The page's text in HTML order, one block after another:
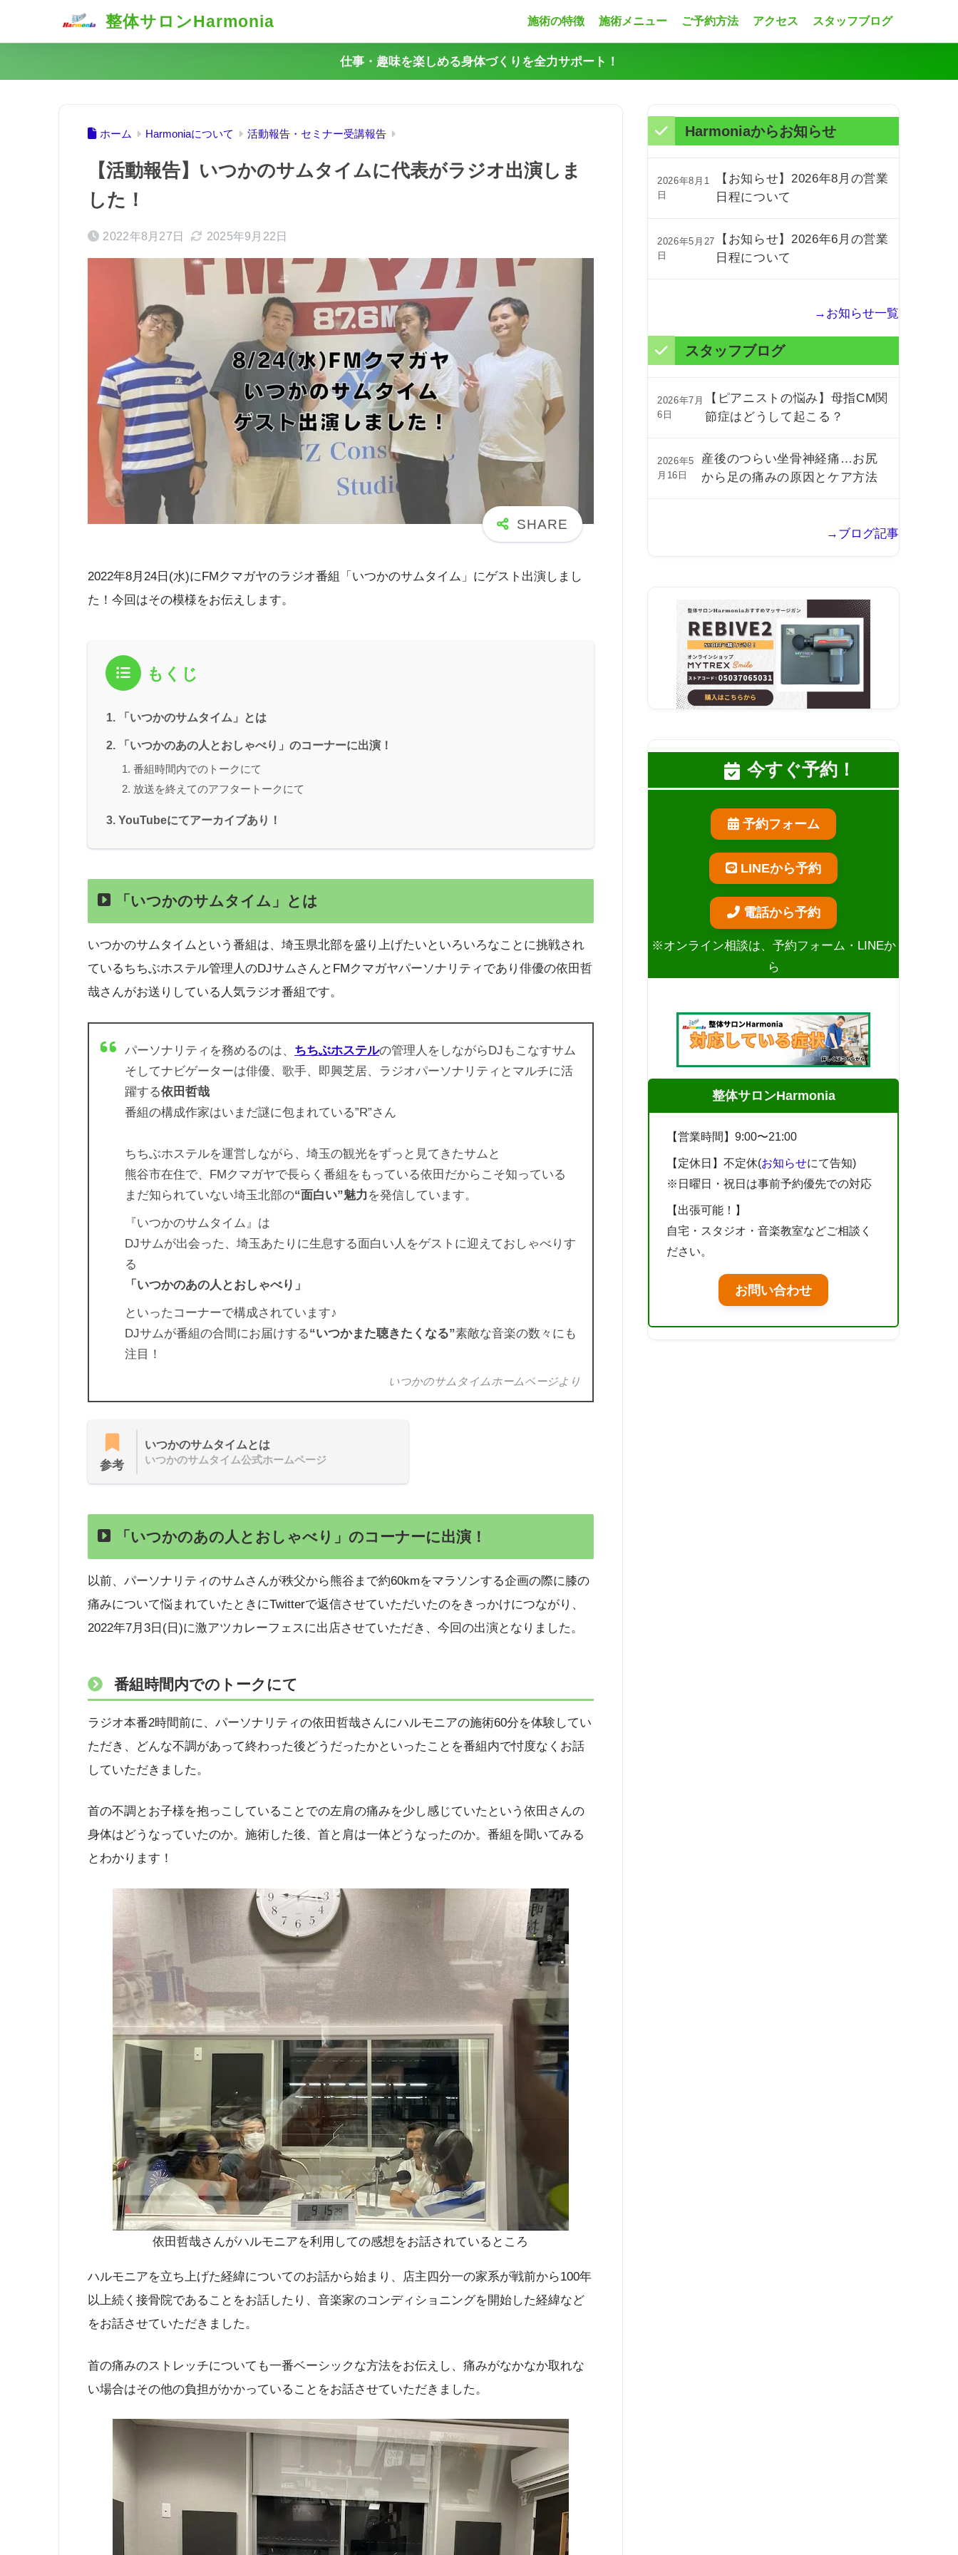
整体サロンHarmonia 施術の特徴 施術メニュー ご予約方法 アクセス スタッフブログ
仕事・趣味を楽しめる身体づくりを全力サポート！
ホーム Harmoniaについて 活動報告・セミナー受講報告
【活動報告】いつかのサムタイムに代表がラジオ出演しま
した！
2022年8月27日 2025年9月22日
2022年8月24日(水)にFMクマガヤのラジオ番組「いつかのサムタイム」にゲスト出演しまし
た！今回はその模様をお伝えします。
もくじ
「いつかのサムタイム」とは
「いつかのあの人とおしゃべり」のコーナーに出演！
番組時間内でのトークにて
放送を終えてのアフタートークにて
YouTubeにてアーカイブあり！
「いつかのサムタイム」とは
いつかのサムタイムという番組は、埼玉県北部を盛り上げたいといろいろなことに挑戦され
ているちちぶホステル管理人のDJサムさんとFMクマガヤパーソナリティであり俳優の依田哲
哉さんがお送りしている人気ラジオ番組です。
パーソナリティを務めるのは、 ちちぶホステルの管理人をしながらDJもこなすサム
そしてナビゲーターは俳優、歌手、即興芝居、ラジオパーソナリティとマルチに活
躍する依田哲哉
番組の構成作家はいまだ謎に包まれている”R”さん
ちちぶホステルを運営しながら、埼玉の観光をずっと見てきたサムと
熊谷市在住で、FMクマガヤで長らく番組をもっている依田だからこそ知っている
まだ知られていない埼玉北部の“面白い”魅力 を発信しています。
『いつかのサムタイム』は
DJサムが出会った、埼玉あたりに生息する面白い人をゲストに迎えておしゃべりす
る
「いつかのあの人とおしゃべり」
といったコーナーで構成されています♪
DJサムが番組の合間にお届けする“いつかまた聴きたくなる”素敵な音楽の数々にも
注目！
いつかのサムタイムホームページより
参考
いつかのサムタイムとは
いつかのサムタイム公式ホームページ
「いつかのあの人とおしゃべり」のコーナーに出演！
以前、パーソナリティのサムさんが秩父から熊谷まで約60kmをマラソンする企画の際に膝の
痛みについて悩まれていたときにTwitterで返信させていただいたのをきっかけにつながり、
2022年7月3日(日)に激アツカレーフェスに出店させていただき、今回の出演となりました。
番組時間内でのトークにて
ラジオ本番2時間前に、パーソナリティの依田哲哉さんにハルモニアの施術60分を体験してい
ただき、どんな不調があって終わった後どうだったかといったことを番組内で忖度なくお話
していただきました。
首の不調とお子様を抱っこしていることでの左肩の痛みを少し感じていたという依田さんの
身体はどうなっていたのか。施術した後、首と肩は一体どうなったのか。番組を聞いてみる
とわかります！
依田哲哉さんがハルモニアを利用しての感想をお話されているところ
ハルモニアを立ち上げた経緯についてのお話から始まり、店主四分一の家系が戦前から100年
以上続く接骨院であることをお話したり、音楽家のコンディショニングを開始した経緯など
をお話させていただきました。
首の痛みのストレッチについても一番ベーシックな方法をお伝えし、痛みがなかなか取れな
い場合はその他の負担がかかっていることをお話させていただきました。
Harmoniaからお知らせ
2026年8月1
日
【お知らせ】2026年8月の営業
日程について
2026年5月27
日
【お知らせ】2026年6月の営業
日程について
→お知らせ一覧
スタッフブログ
2026年7月
6日
【ピアニストの悩み】母指CM関
節症はどうして起こる？
2026年5
月16日
産後のつらい坐骨神経痛…お尻
から足の痛みの原因とケア方法
→ブログ記事
今すぐ予約！
予約フォーム
LINEから予約
電話から予約
※オンライン相談は、予約フォーム・LINEか
ら
整体サロンHarmonia
【営業時間】9:00〜21:00
【定休日】不定休(お知らせにて告知)
※日曜日・祝日は事前予約優先での対応
【出張可能！】
自宅・スタジオ・音楽教室などご相談く
ださい。
お問い合わせ